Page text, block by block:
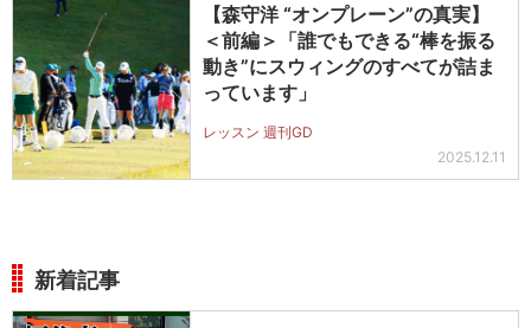
【森守洋 “オンプレーン”の真実】
＜前編＞「誰でもできる“棒を振る
動き”にスウィングのすべてが詰ま
っています」
レッスン 週刊GD
2025.12.11
新着記事